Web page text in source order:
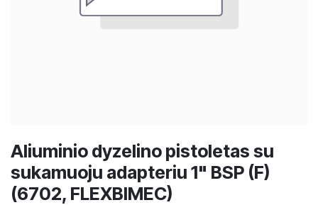
Aliuminio dyzelino pistoletas su
sukamuoju adapteriu 1" BSP (F)
(6702, FLEXBIMEC)